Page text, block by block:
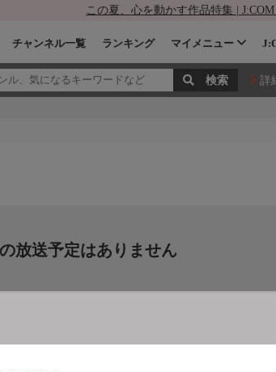
この夏、心を動かす作品特集 |
チャンネル一覧 ランキング マイメニュー
詳
放送予定はありません